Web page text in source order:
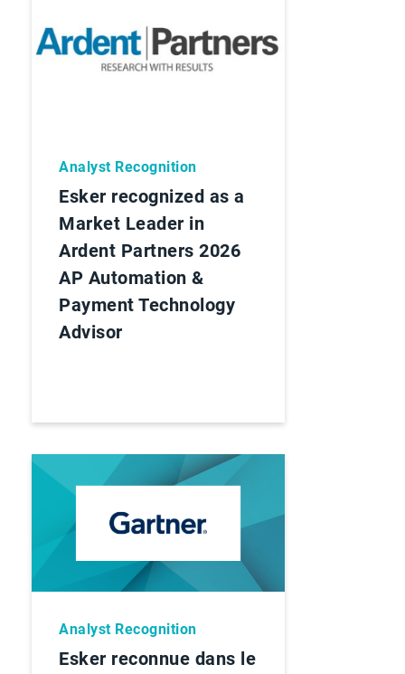
Analyst Recognition
Esker recognized as a
Market Leader in
Ardent Partners 2026
AP Automation &
Payment Technology
Advisor
Analyst Recognition
Esker reconnue dans le